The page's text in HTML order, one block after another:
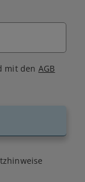
mit den AGB